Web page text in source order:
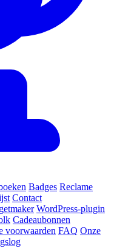
Badges Reclame
Contact
WordPress-plugin
Cadeaubonnen
voorwaarden FAQ Onze